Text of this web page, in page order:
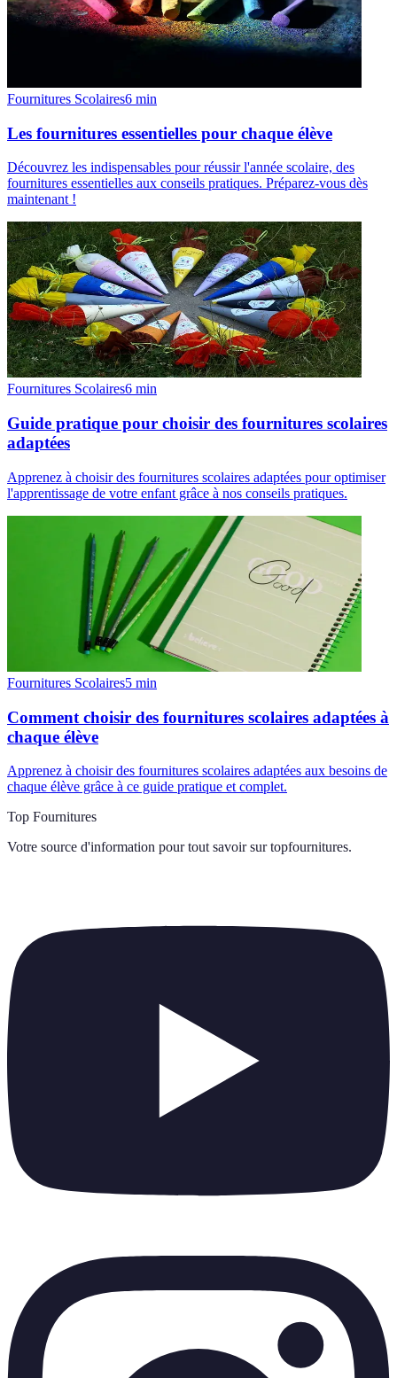
Fournitures Scolaires6 min
Les fournitures essentielles pour chaque élève
Découvrez les indispensables pour réussir l'année scolaire, des
fournitures essentielles aux conseils pratiques. Préparez-vous dès
maintenant !
Fournitures Scolaires6 min
Guide pratique pour choisir des fournitures scolaires
adaptées
Apprenez à choisir des fournitures scolaires adaptées pour optimiser
l'apprentissage de votre enfant grâce à nos conseils pratiques.
Fournitures Scolaires5 min
Comment choisir des fournitures scolaires adaptées à
chaque élève
Apprenez à choisir des fournitures scolaires adaptées aux besoins de
chaque élève grâce à ce guide pratique et complet.
Top Fournitures
Votre source d'information pour tout savoir sur topfournitures.